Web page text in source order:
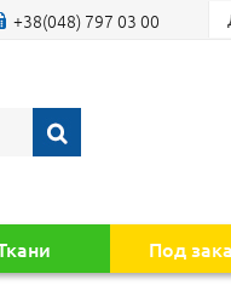
+38(048) 797 03 00
Под